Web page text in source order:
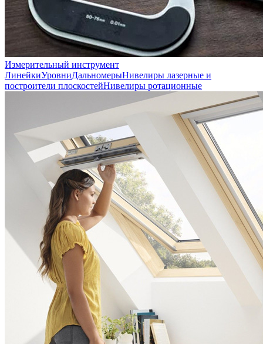
Измерительный инструмент
ЛинейкиУровниДальномерыНивелиры лазерные и
построители плоскостейНивелиры ротационные